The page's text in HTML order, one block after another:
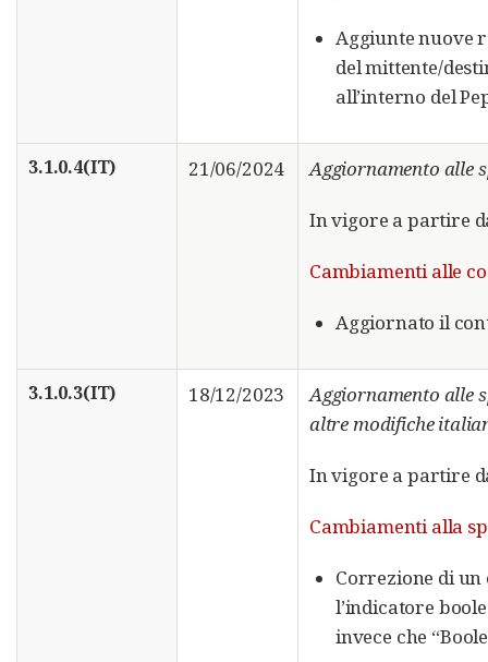
Aggiunte nuove
del mittente/
all’interno del
3.1.0.4(IT) 21/06/2024 Aggiornamento alle
In vigore a partire
Cambiamenti alle
Aggiornato il
3.1.0.3(IT) 18/12/2023
Aggiornamento alle
altre modifiche
In vigore a partire
Cambiamenti alla
Correzione di
l’indicatore
invece che